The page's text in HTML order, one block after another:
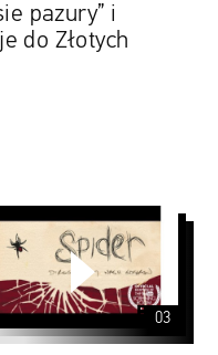
pazury” i
do Złotych
03